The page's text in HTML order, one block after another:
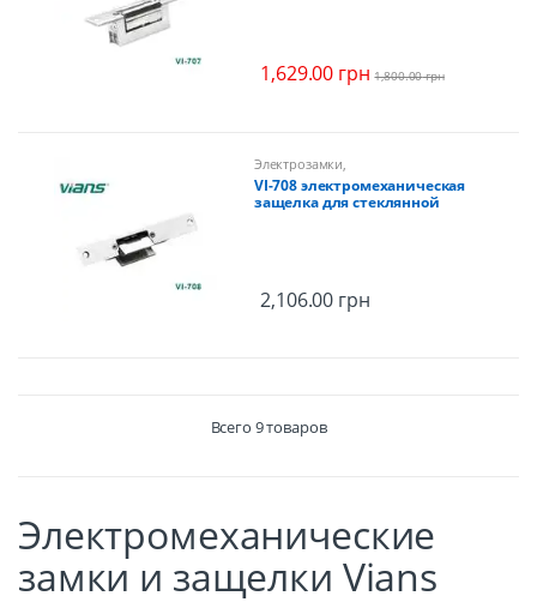
1,629.00 грн 1,800.00грн
Электрозамки
Электромеханические замки,
защелки
VI-708 электромеханическая
защелка для стеклянной
2,106.00 грн
Всего 9 товаров
Электромеханические
замки и защелки Vians